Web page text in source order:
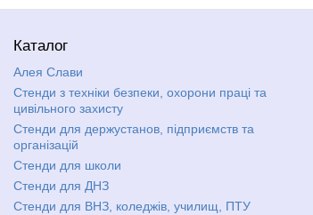
Каталог
Алея Слави
Стенди з техніки безпеки, охорони праці та
цивільного захисту
Стенди для держустанов, підприємств та
організацій
Стенди для школи
Стенди для ДНЗ
Стенди для ВНЗ, коледжів, училищ, ПТУ